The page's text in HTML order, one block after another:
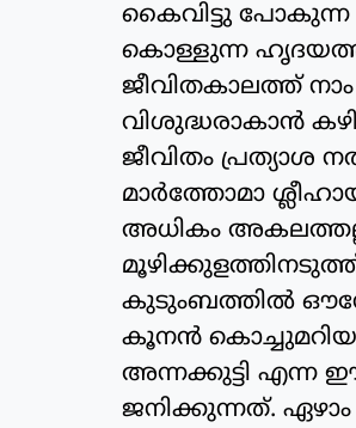
കൈവിട്ടു പോകുന്ന
കൊള്ളുന്ന
ജീവിതകാലത്ത് നാം
വിശുദ്ധരാകാൻ
ജീവിതം
മാർത്തോമാ
അധികം
മൂഴിക്കുളത്തിനടുത്ത്
കുടുംബത്തിൽ
കൂനൻ കൊച്ചുമറിയ
അന്നക്കുട്ടി എന്ന
ജനിക്കുന്നത്.